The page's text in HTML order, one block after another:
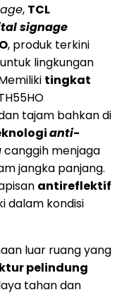
, TCL
signage
, produk terkini
lingkungan
tingkat
tajam bahkan di
anti-
canggih menjaga
jangka panjang.
antireflektif
dalam kondisi
luar ruang yang
pelindung
tahan dan